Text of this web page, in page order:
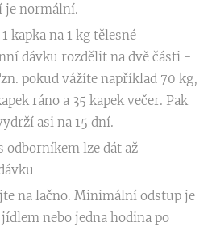
je normální.
kapka na 1 kg tělesné
dávku rozdělit na dvě části -
pokud vážíte například 70 kg,
ráno a 35 kapek večer. Pak
asi na 15 dní.
odborníkem lze dát až
na lačno. Minimální odstup je
nebo jedna hodina po